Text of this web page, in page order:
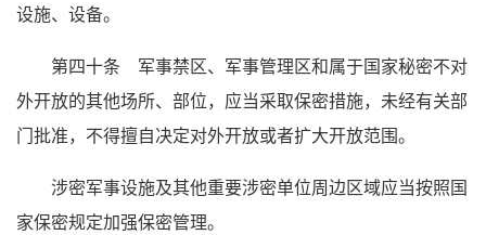
设施、设备。
第四十条 军事禁区、军事管理区和属于国家秘密不对
外开放的其他场所、部位，应当采取保密措施，未经有关部
门批准，不得擅自决定对外开放或者扩大开放范围。
涉密军事设施及其他重要涉密单位周边区域应当按照国
家保密规定加强保密管理。